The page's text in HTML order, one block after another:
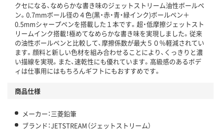
クセになる、なめらかな書き味のジェットストリーム油性ボールペ
ン。0.7mmボール径の４色(黒・赤・青・緑インク)ボールペン＋
0.5mmシャープペンを搭載した１本です。超・低摩擦ジェットスト
リームインク搭載！極めてなめらかな書き味を実現しました。従来
の油性ボールペンと比較して、摩擦係数が最大５０％軽減されてい
ます。顔料と新しい色材を組み合わせることにより、くっきりと濃
い描線を実現。また、速乾性にも優れています。高級感のあるボデ
ィは仕事用にはもちろんギフトにもおすすめです。
商品仕様
メーカー：三菱鉛筆
ブランド：JETSTREAM（ジェットストリーム）